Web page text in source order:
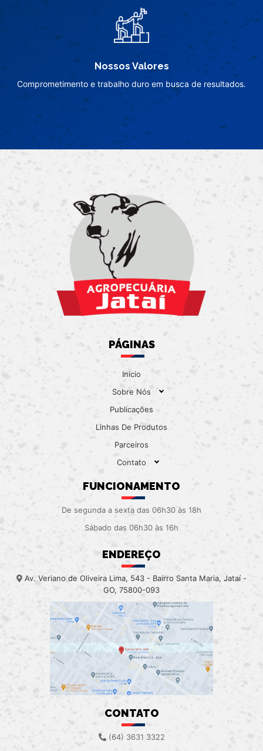
Nossos Valores
Comprometimento e trabalho duro em busca de resultados.
PÁGINAS
Início
Sobre Nós
Publicações
Linhas De Produtos
Parceiros
Contato
FUNCIONAMENTO
De segunda a sexta das 06h30 às 18h
Sábado das 06h30 às 16h
ENDEREÇO
Av. Veriano de Oliveira Lima, 543 - Bairro Santa Maria, Jataí -
GO, 75800-093
CONTATO
(64) 3631 3322